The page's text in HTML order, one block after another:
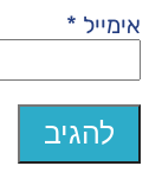
אימייל *